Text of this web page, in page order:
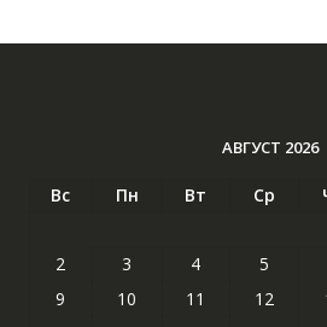
АВГУСТ 2026
Вс Пн Вт Ср
2
3 4 5
9
10 11 12